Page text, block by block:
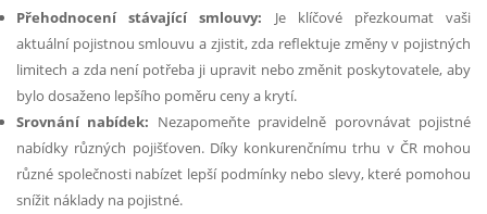
Přehodnocení stávající smlouvy: Je klíčové přezkoumat vaši
aktuální pojistnou smlouvu a zjistit, zda reflektuje změny v pojistných
limitech a zda není potřeba ji upravit nebo změnit poskytovatele, aby
bylo dosaženo lepšího poměru ceny a krytí.
Srovnání nabídek: Nezapomeňte pravidelně porovnávat pojistné
nabídky různých pojišťoven. Díky konkurenčnímu trhu v ČR mohou
různé společnosti nabízet lepší podmínky nebo slevy, které pomohou
snížit náklady na pojistné.